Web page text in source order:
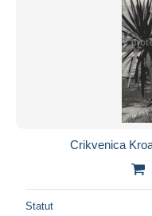
Crikvenica
Statut